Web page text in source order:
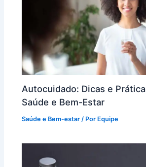
Autocuidado: Dicas e
Saúde e Bem-Estar
Saúde e Bem-estar / Por Equipe